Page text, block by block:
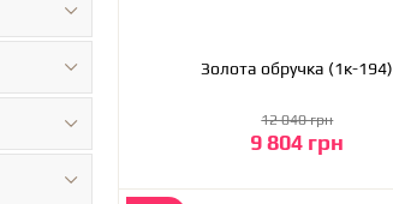
Золота обручка (1к-194)
9 804 грн
12 040 грн
До кошика